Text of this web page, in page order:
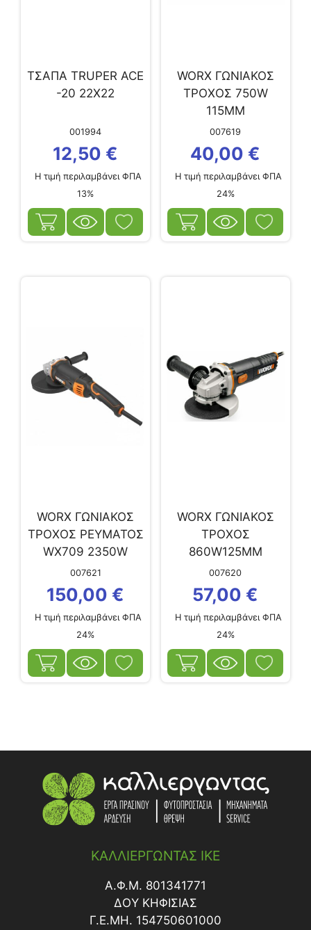
ΤΣΑΠΑ TRUPER ACE
-20 22X22
001994
12,50 €
Η τιμή περιλαμβάνει ΦΠΑ
13%
WORX ΓΩΝΙΑΚΟΣ
ΤΡΟΧΟΣ 750W
115MM
007619
40,00 €
Η τιμή περιλαμβάνει ΦΠΑ
24%
WORX ΓΩΝΙΑΚΟΣ
ΤΡΟΧΟΣ ΡΕΥΜΑΤΟΣ
WX709 2350W
230MM
007621
150,00 €
Η τιμή περιλαμβάνει ΦΠΑ
24%
WORX ΓΩΝΙΑΚΟΣ
ΤΡΟΧΟΣ
860W125MM
007620
57,00 €
Η τιμή περιλαμβάνει ΦΠΑ
24%
ΚΑΛΛΙΕΡΓΩΝΤΑΣ ΙΚΕ
Α.Φ.Μ. 801341771
ΔΟY ΚΗΦΙΣΙΑΣ
Γ.Ε.ΜΗ. 154750601000